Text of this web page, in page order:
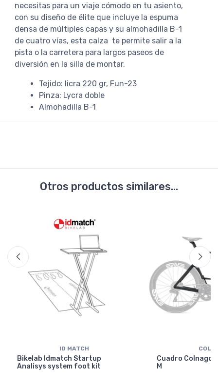
necesitas para un viaje cómodo en tu asiento,
con su diseño de élite que incluye la espuma
densa de múltiples capas y su almohadilla B-1
de cuatro vías, esta calza te permite salir a la
pista o la carretera para largos paseos de
diversión en la silla de montar.
Tejido: licra 220 gr, Fun-23
Pinza: Lycra doble
Almohadilla B-1
Otros productos similares...
ID MATCH
Bikelab Idmatch Startup
Analisys system foot kit
Cuadro Colnago
M